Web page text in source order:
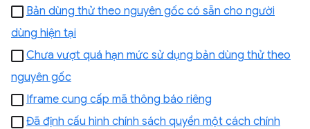
Bản dùng thử theo nguyên gốc có sẵn cho người
dùng hiện tại
Chưa vượt quá hạn mức sử dụng bản dùng thử theo
nguyên gốc
Iframe cung cấp mã thông báo riêng
Đã định cấu hình chính sách quyền một cách chính